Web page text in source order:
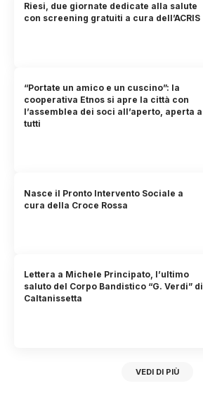
Riesi, due giornate dedicate alla salute
con screening gratuiti a cura dell’ACRIS
“Portate un amico e un cuscino”: la
cooperativa Etnos si apre la città con
l’assemblea dei soci all’aperto, aperta a
tutti
Nasce il Pronto Intervento Sociale a
cura della Croce Rossa
Lettera a Michele Principato, l’ultimo
saluto del Corpo Bandistico “G. Verdi” di
Caltanissetta
VEDI DI PIÙ